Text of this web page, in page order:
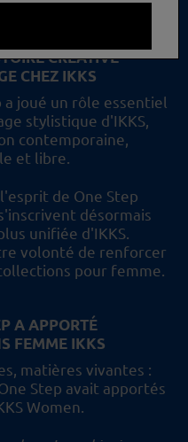
CRÉATIVE
CHEZ IKKS
a joué un rôle essentiel
stylistique d'IKKS,
contemporaine,
et libre.
de One Step
désormais
unifiée d'IKKS.
volonté de renforcer
pour femme.
A APPORTÉ
FEMME IKKS
matières vivantes :
Step avait apportés
Women.